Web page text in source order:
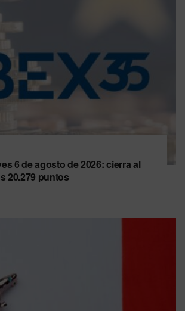
6 de agosto de 2026: cierra al
20.279 puntos